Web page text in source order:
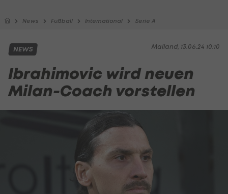
News Fußball International Serie A
Mailand, 13.06.24 10:10
NEWS
Ibrahimovic wird neuen
Milan-Coach vorstellen